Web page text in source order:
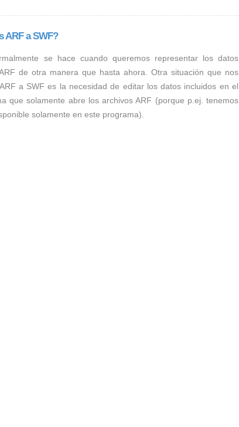
ARF a SWF?
se hace cuando queremos representar los datos
de otra manera que hasta ahora. Otra situación que nos
a SWF es la necesidad de editar los datos incluidos en el
que solamente abre los archivos ARF (porque p.ej. tenemos
solamente en este programa).